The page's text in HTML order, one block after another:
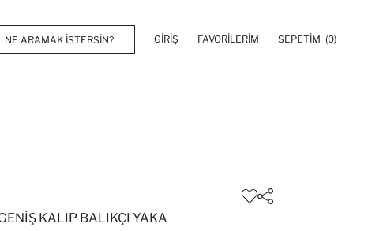
GIRIŞ FAVORILERIM SEPETIM (0)
KALIP BALIKÇI YAKA